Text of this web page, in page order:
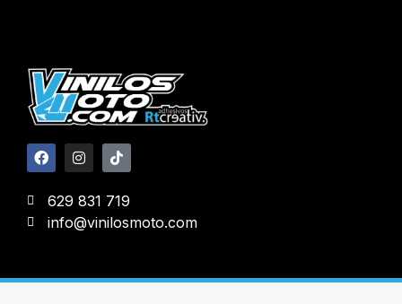
629 831 719
info@vinilosmoto.com